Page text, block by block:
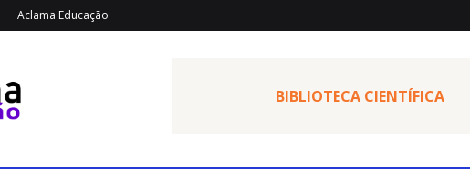
Aclama Educação
BIBLIOTECA CIENTÍFICA